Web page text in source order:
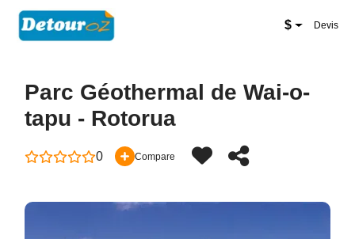
$ Devis
Parc Géothermal de Wai-o-
tapu - Rotorua
0 Compare